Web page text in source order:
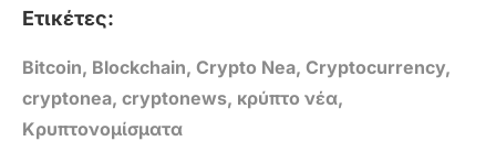
Ετικέτες:
Bitcoin, Blockchain, Crypto Nea, Cryptocurrency,
cryptonea, cryptonews, κρύπτο νέα,
Κρυπτονομίσματα